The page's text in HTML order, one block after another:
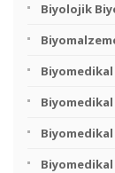
Biyolojik
Biyomedikal
Biyomedikal